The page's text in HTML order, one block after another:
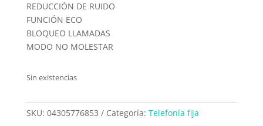
REDUCCIÓN DE RUIDO
FUNCIÓN ECO
BLOQUEO LLAMADAS
MODO NO MOLESTAR
Sin existencias
SKU: 04305776853 Categoría: Telefonía fija